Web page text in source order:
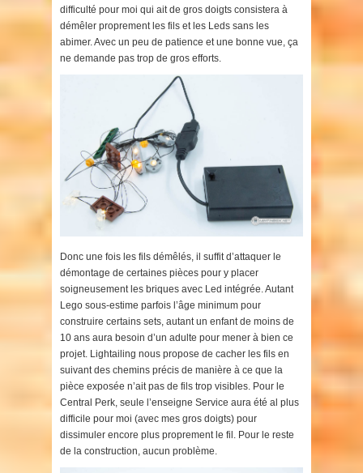
difficulté pour moi qui ait de gros doigts consistera à
démêler proprement les fils et les Leds sans les
abimer. Avec un peu de patience et une bonne vue, ça
ne demande pas trop de gros efforts.
Donc une fois les fils démêlés, il suffit d’attaquer le
démontage de certaines pièces pour y placer
soigneusement les briques avec Led intégrée. Autant
Lego sous-estime parfois l’âge minimum pour
construire certains sets, autant un enfant de moins de
10 ans aura besoin d’un adulte pour mener à bien ce
projet. Lightailing nous propose de cacher les fils en
suivant des chemins précis de manière à ce que la
pièce exposée n’ait pas de fils trop visibles. Pour le
Central Perk, seule l’enseigne Service aura été al plus
difficile pour moi (avec mes gros doigts) pour
dissimuler encore plus proprement le fil. Pour le reste
de la construction, aucun problème.